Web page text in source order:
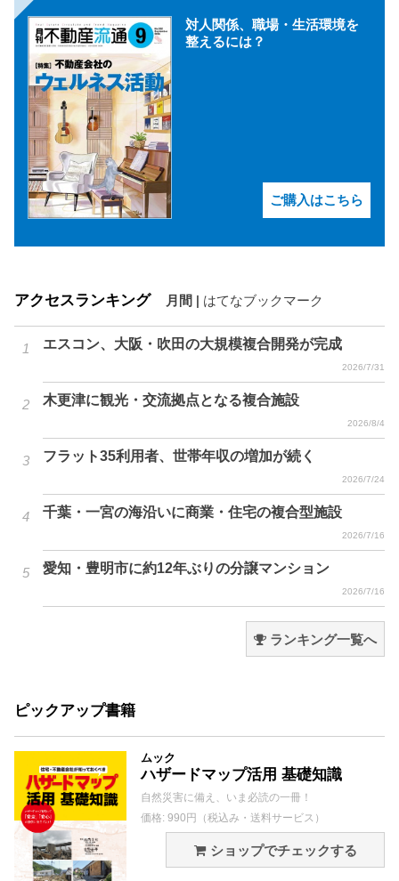
対人関係、職場・生活環境を
整えるには？
ご購入はこちら
アクセスランキング 月間 | はてなブックマーク
エスコン、大阪・吹田の大規模複合開発が完成
2026/7/31
木更津に観光・交流拠点となる複合施設
2026/8/4
フラット35利用者、世帯年収の増加が続く
2026/7/24
千葉・一宮の海沿いに商業・住宅の複合型施設
2026/7/16
愛知・豊明市に約12年ぶりの分譲マンション
2026/7/16
ランキング一覧へ
ピックアップ書籍
ムック
ハザードマップ活用 基礎知識
自然災害に備え、いま必読の一冊！
価格: 990円（税込み・送料サービス）
ショップでチェックする